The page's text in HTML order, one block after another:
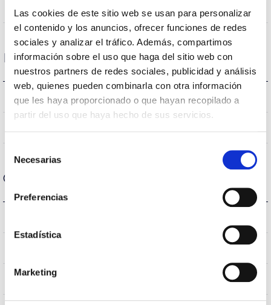
Las cookies de este sitio web se usan para personalizar
el contenido y los anuncios, ofrecer funciones de redes
sociales y analizar el tráfico. Además, compartimos
información sobre el uso que haga del sitio web con
nuestros partners de redes sociales, publicidad y análisis
web, quienes pueden combinarla con otra información
que les haya proporcionado o que hayan recopilado a
partir del uso que haya hecho de sus servicios.
consentimiento
Necesarias
Preferencias
Estadística
Marketing
Comm. Prot. for reprogr.
Dimensions and Mounting
Measures 318 a 408x116mm
Optical data
Optical VA00L1P